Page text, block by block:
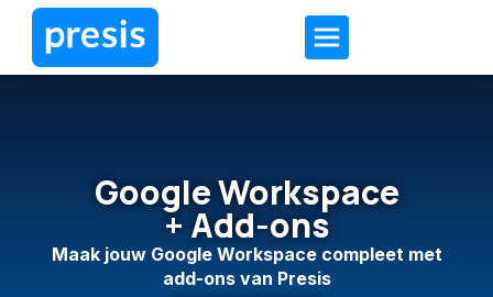
Google Workspace
+ Add-ons
Maak jouw Google Workspace compleet met
add-ons van Presis